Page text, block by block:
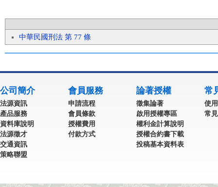
中華民國刑法 第 77 條
公司簡介
法源資訊
產品服務
資料庫說明
法源徵才
交通資訊
策略聯盟
會員服務
申請流程
會員條款
授權費用
付款方式
論著授權
徵集論著
啟用授權專區
權利金計算說明
授權合約書下載
投稿基本資料表
常
使
常